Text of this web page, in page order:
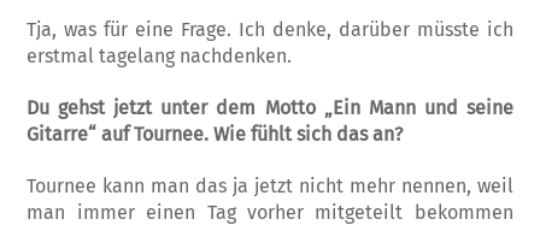
Tja, was für eine Frage. Ich denke, darüber müsste ich
erstmal tagelang nachdenken.
Du gehst jetzt unter dem Motto „Ein Mann und seine
Gitarre“ auf Tournee. Wie fühlt sich das an?
Tournee kann man das ja jetzt nicht mehr nennen, weil
man immer einen Tag vorher mitgeteilt bekommen